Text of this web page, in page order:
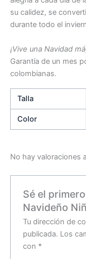
su calidez, se
durante todo el
¡Vive una Navidad
Garantía de un mes
colombianas.
Talla
Color
No hay valoraciones
Sé el
Navideño
Tu dirección de
publicada. Los
con *